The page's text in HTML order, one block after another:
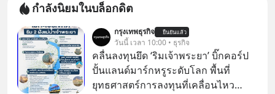
กำลังนิยมในบล็อกดิต
กรุงเทพธุรกิจ ยืนยันแล้ว
วันนี้ เวลา 10:00 • ธุรกิจ
คลื่นลงทุนยึด ‘ริมเจ้าพระยา’ บิ๊กคอร์ป
ปั้นแลนด์มาร์กหรูระดับโลก พื้นที่
ยุทธศาสตร์การลงทุนที่เคลื่อนไหว